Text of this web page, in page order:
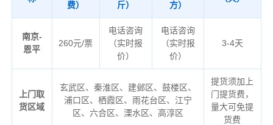
费）
斤）
方）
南京-
恩平
260元/票
电话咨询
（实时报
价）
电话咨询
（实时报
价）
3-4天
上门取
货区域
玄武区、秦淮区、建邺区、鼓楼区、
浦口区、栖霞区、雨花台区、江宁
区、六合区、溧水区、高淳区
提货须加上
门提货费，
量大可免提
货费